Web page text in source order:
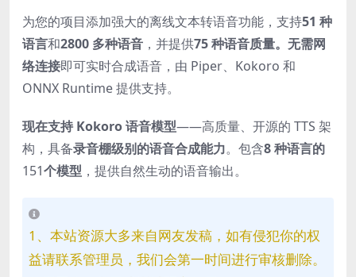
为您的项目添加强大的离线文本转语音功能，支持51 种
语言和2800 多种语音 ，并提供75 种语音质量。 无需网
络连接即可实时合成语音，由 Piper、Kokoro 和
ONNX Runtime 提供支持。
现在支持 Kokoro 语音模型——高质量、开源的 TTS 架
构，具备录音棚级别的语音合成能力。包含8 种语言的
151个模型 ，提供自然生动的语音输出。
1、本站资源大多来自网友发稿，如有侵犯你的权
益请联系管理员，我们会第一时间进行审核删除。